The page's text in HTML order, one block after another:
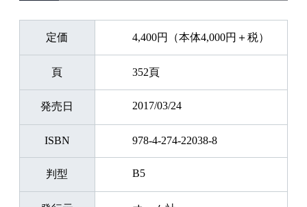
定価 4,400円（本体4,000円＋税）
頁 352頁
発売日 2017/03/24
ISBN 978-4-274-22038-8
判型 B5